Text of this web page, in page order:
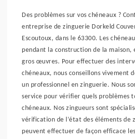
Des problèmes sur vos chéneaux ?
entreprise de zinguerie Dorkeld
Escoutoux, dans le 63300. Les
pendant la construction de la
gros œuvres. Pour effectuer des
chéneaux, nous conseillons vivement
un professionnel en zinguerie. Nous
service pour vérifier quels problèmes
chéneaux. Nos zingueurs sont
vérification de l’état des éléments de
peuvent effectuer de façon efficace